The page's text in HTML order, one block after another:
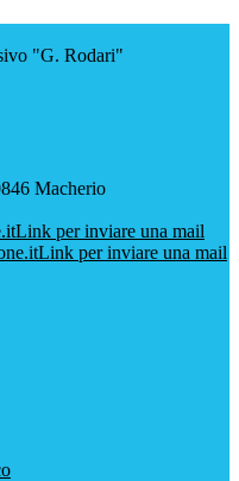
"G. Rodari"
Macherio
Link per inviare una mail
Link per inviare una mail